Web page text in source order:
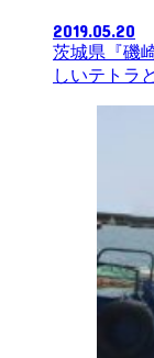
2019.05.20
茨城県『磯
しいテトラ